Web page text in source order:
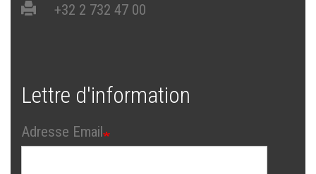
+32 2 732 47 00
Lettre d'information
Adresse Email